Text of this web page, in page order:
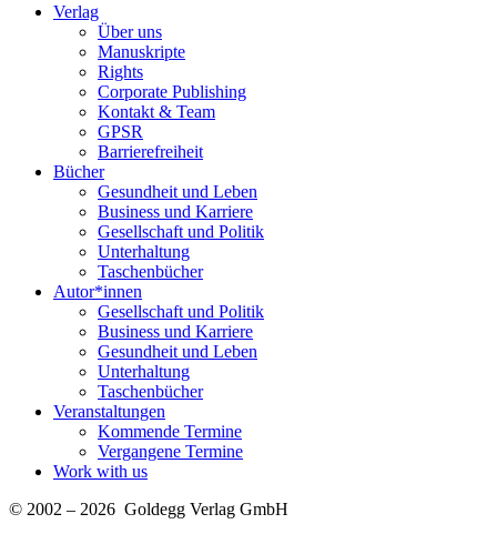
Verlag
Über uns
Manuskripte
Rights
Corporate Publishing
Kontakt & Team
GPSR
Barrierefreiheit
Bücher
Gesundheit und Leben
Business und Karriere
Gesellschaft und Politik
Unterhaltung
Taschenbücher
Autor*innen
Gesellschaft und Politik
Business und Karriere
Gesundheit und Leben
Unterhaltung
Taschenbücher
Veranstaltungen
Kommende Termine
Vergangene Termine
Work with us
© 2002 – 2026 Goldegg Verlag GmbH